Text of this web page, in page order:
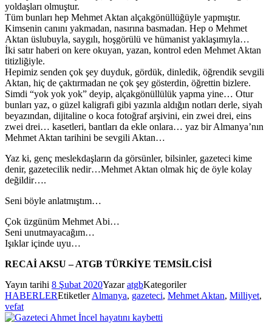
yoldaşları olmuştur.
Tüm bunları hep Mehmet Aktan alçakgönüllüğüyle yapmıştır.
Kimsenin canını yakmadan, nasırına basmadan. Hep o Mehmet
Aktan üslubuyla, saygılı, hoşgörülü ve hümanist yaklaşımıyla…
İki satır haberi on kere okuyan, yazan, kontrol eden Mehmet Aktan
titizliğiyle.
Hepimiz senden çok şey duyduk, gördük, dinledik, öğrendik sevgili
Aktan, hiç de çaktırmadan ne çok şey gösterdin, öğrettin bizlere.
Simdi “yok yok yok” deyip, alçakgönüllülük yapma yine… Otur
bunları yaz, o güzel kaligrafi gibi yazınla aldığın notları derle, siyah
beyazından, dijitaline o koca fotoğraf arşivini, ein zwei drei, eins
zwei drei… kasetleri, bantları da ekle onlara… yaz bir Almanya’nın
Mehmet Aktan tarihini be sevgili Aktan…
Yaz ki, genç meslekdaşların da görsünler, bilsinler, gazeteci kime
denir, gazetecilik nedir…Mehmet Aktan olmak hiç de öyle kolay
değildir….
Seni böyle anlatmıştım…
Çok üzgünüm Mehmet Abi…
Seni unutmayacağım…
Işıklar içinde uyu…
RECAİ AKSU – ATGB TÜRKİYE TEMSİLCİSİ
Yayın tarihi 8 Şubat 2020YazaratgbKategoriler
HABERLEREtiketlerAlmanya, gazeteci, Mehmet Aktan, Milliyet,
vefat